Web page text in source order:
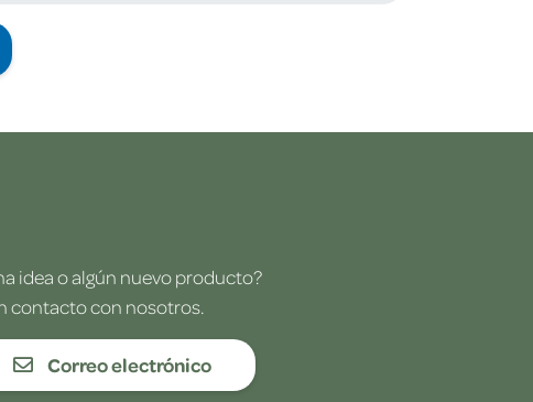
idea o algún nuevo producto?
contacto con nosotros.
Correo electrónico